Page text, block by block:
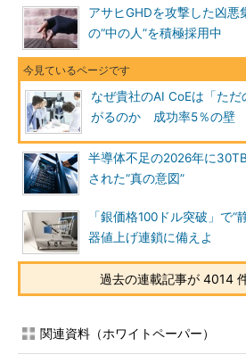
アサヒGHDを攻撃した凶悪
の“中の人”を積極採用中
なぜ貴社のAI CoEは「た
がるのか 成功率5％の壁
半導体不足の2026年に
された“真の意図”
「銀価格100ドル突破」で
器値上げ連鎖に備えよ
過去の連載記事が 4014
関連資料（ホワイトペーパー）